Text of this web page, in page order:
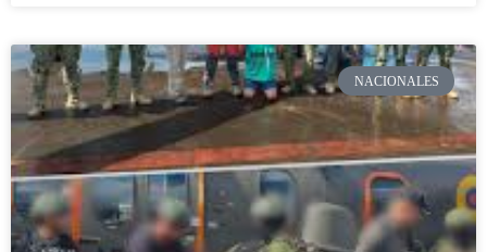
NACIONALES